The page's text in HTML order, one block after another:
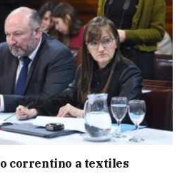
correntino a textiles